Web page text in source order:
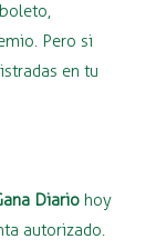
Pero si
en tu
Diario hoy
autorizado.